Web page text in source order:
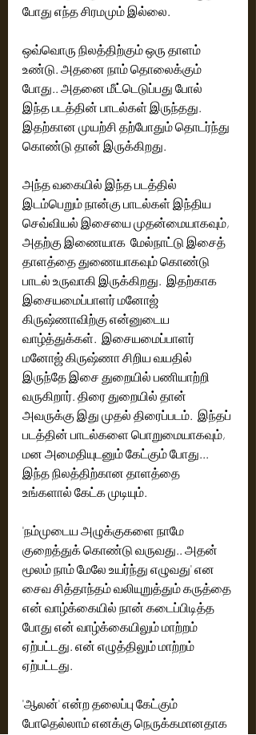
போது எந்த சிரமமும் இல்லை.
ஒவ்வொரு நிலத்திற்கும் ஒரு தாளம்
உண்டு. அதனை நாம் தொலைக்கும்
போது.. அதனை மீட்டெடுப்பது போல்
இந்த படத்தின் பாடல்கள் இருந்தது.
இதற்கான முயற்சி தற்போதும் தொடர்ந்து
கொண்டு தான் இருக்கிறது.
அந்த வகையில் இந்த படத்தில்
இடம்பெறும் நான்கு பாடல்கள் இந்திய
செவ்வியல் இசையை முதன்மையாகவும்,
அதற்கு இணையாக  மேல்நாட்டு இசைத்
தாளத்தை துணையாகவும் கொண்டு
பாடல் உருவாகி இருக்கிறது.  இதற்காக
இசையமைப்பாளர் மனோஜ்
கிருஷ்ணாவிற்கு என்னுடைய
வாழ்த்துக்கள்.‌  இசையமைப்பாளர்
மனோஜ் கிருஷ்ணா சிறிய வயதில்
இருந்தே இசை துறையில் பணியாற்றி
வருகிறார். திரை துறையில் தான்
அவருக்கு இது முதல் திரைப்படம்.  இந்தப்
படத்தின் பாடல்களை பொறுமையாகவும்,
மன அமைதியுடனும் கேட்கும் போது...
இந்த நிலத்திற்கான தாளத்தை
உங்களால் கேட்க முடியும்.
'நம்முடைய அழுக்குகளை நாமே
குறைத்துக் கொண்டு வருவது.. அதன்
மூலம் நாம் மேலே உயர்ந்து எழுவது' என
சைவ சித்தாந்தம் வலியுறுத்தும் கருத்தை
என் வாழ்க்கையில் நான் கடைப்பிடித்த
போது என் வாழ்க்கையிலும் மாற்றம்
ஏற்பட்டது. என் எழுத்திலும் மாற்றம்
ஏற்பட்டது.
'ஆலன்' என்ற தலைப்பு கேட்கும்
போதெல்லாம் எனக்கு நெருக்கமானதாக